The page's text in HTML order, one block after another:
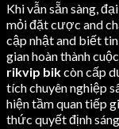
Khi vẫn sẵn sàng,
mỏi đặt cược and
cập nhật and biết
gian hoàn thành
rikvip bikcòn cấp
tích chuyên nghiệp
hiện tầm quan tiếp
thức quyết định